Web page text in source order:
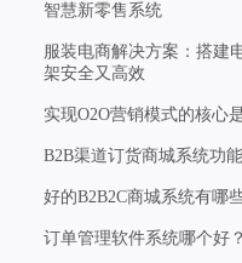
智慧新零售系统
服装电商解决方案：搭建
架安全又高效
实现O2O营销模式的核心
B2B渠道订货商城系统功能
好的B2B2C商城系统有哪
订单管理软件系统哪个好？